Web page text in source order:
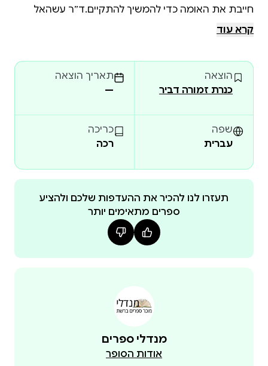
חייבת את האומה כדי להמשיך להתקיים.ד״ר עשהאל
אבלמן, היסטוריון ישראלי – ובלי להתנצל, גם ציוני – מגיש
בכרך אחד. סיפור עשיר בהרפתקאות, בדמויות
ססגוניות, בתהפוכות מפתיעות, בהישגים ובטרגדיות,
סיפור שנמשך אלפי שנים מאז יצא אברהם בדרכו לכנען
ישראל.אבלמן מתאר את המהפכה הרעיונית הדרמטית
של המקרא, את עול הגלות הקשה שהייתה מנת חלקם
של יהודים רבים ואת עולם היצירה התרבותית העשירה
שלהם. עוד הוא עומד על חשיבותה המכרעת של הזיקה
הנמשכת של עם ישראל לארץ ישראל. בשל זיקה זו
הופיעה הציונות והוקמה מדינת ישראל, אירועים שאינם
מובנים מאליהם. שהרי, יציאת עמים מארצותיהם היא
חיזיון נפוץ בהיסטוריה האנושית, אך שיבת עם לארצו, תוך
כדי תחייתה של שפתו
קרא עוד
הוצאה
כנרת זמורה דביר
תאריך הוצאה
—
שפה
עברית
כריכה
רכה
תעזרו לנו להכיר את ההעדפות שלכם ולהציע
ספרים מתאימים יותר
מנדלי ספרים
אודות הסופר